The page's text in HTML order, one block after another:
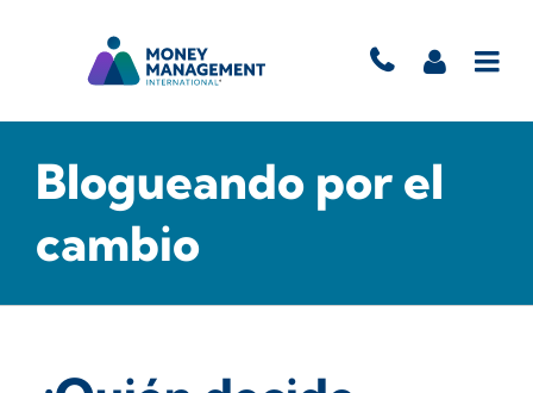
Blogueando por el
cambio